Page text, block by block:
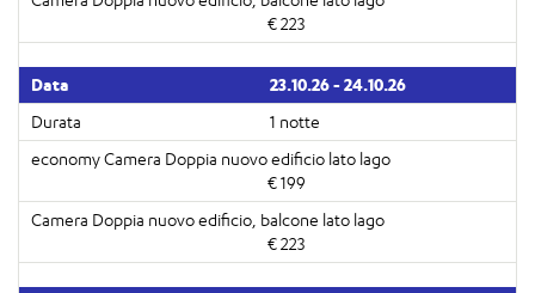
€ 223
23.10.26 - 24.10.26
1 notte
€ 199
€ 223